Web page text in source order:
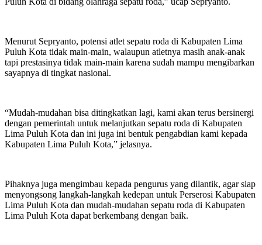
Menurut Sepryanto, potensi atlet sepatu roda di Kabupaten Lima
Puluh Kota tidak main-main, walaupun atletnya masih anak-anak
tapi prestasinya tidak main-main karena sudah mampu mengibarkan
sayapnya di tingkat nasional.
“Mudah-mudahan bisa ditingkatkan lagi, kami akan terus bersinergi
dengan pemerintah untuk melanjutkan sepatu roda di Kabupaten
Lima Puluh Kota dan ini juga ini bentuk pengabdian kami kepada
Kabupaten Lima Puluh Kota,” jelasnya.
Pihaknya juga mengimbau kepada pengurus yang dilantik, agar siap
menyongsong langkah-langkah kedepan untuk Perserosi Kabupaten
Lima Puluh Kota dan mudah-mudahan sepatu roda di Kabupaten
Lima Puluh Kota dapat berkembang dengan baik.